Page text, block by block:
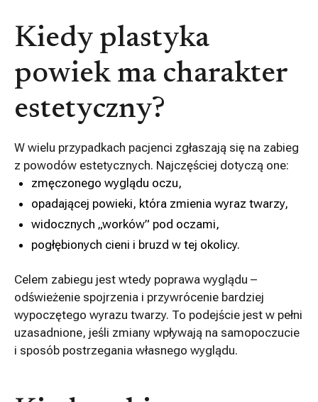
Kiedy plastyka
powiek ma charakter
estetyczny?
W wielu przypadkach pacjenci zgłaszają się na zabieg
z powodów estetycznych. Najczęściej dotyczą one:
zmęczonego wyglądu oczu,
opadającej powieki, która zmienia wyraz twarzy,
widocznych „worków” pod oczami,
pogłębionych cieni i bruzd w tej okolicy.
Celem zabiegu jest wtedy poprawa wyglądu –
odświeżenie spojrzenia i przywrócenie bardziej
wypoczętego wyrazu twarzy. To podejście jest w pełni
uzasadnione, jeśli zmiany wpływają na samopoczucie
i sposób postrzegania własnego wyglądu.